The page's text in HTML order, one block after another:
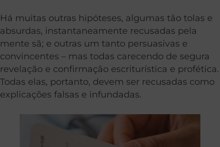
Há muitas outras hipóteses, algumas tão tolas e
absurdas, instantaneamente recusadas pela
mente sã; e outras um tanto persuasivas e
convincentes – mas todas carecendo de segura
revelação e confirmação escriturística e profética.
Todas elas, portanto, devem ser recusadas como
explicações falsas e infundadas.